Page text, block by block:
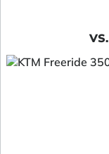
VS.